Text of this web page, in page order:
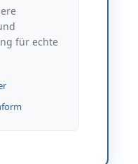
für echte